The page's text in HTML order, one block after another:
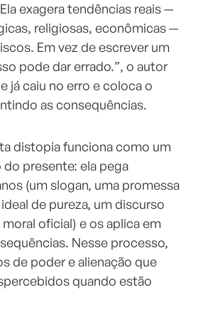
exagera tendências reais —
religiosas, econômicas —
Em vez de escrever um
pode dar errado.”, o autor
já caiu no erro e coloca o
as consequências.
distopia funciona como um
presente: ela pega
(um slogan, uma promessa
de pureza, um discurso
oficial) e os aplica em
Nesse processo,
de poder e alienação que
quando estão